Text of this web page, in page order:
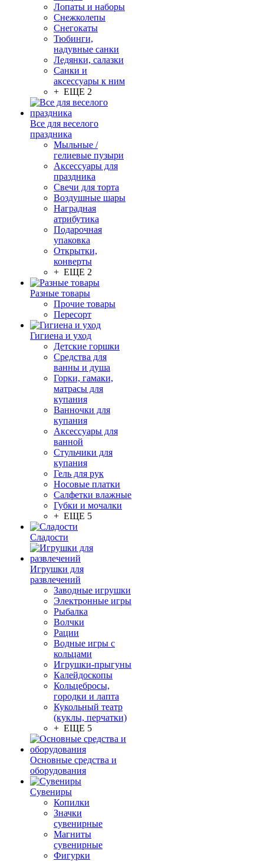
Лопаты и наборы
Снежколепы
Снегокаты
Тюбинги,
надувные санки
Ледянки, салазки
Санки и
аксессуары к ним
+ ЕЩЕ 2
Все для веселого
праздника
Мыльные /
гелиевые пузыри
Аксессуары для
праздника
Свечи для торта
Воздушные шары
Наградная
атрибутика
Подарочная
упаковка
Открытки,
конверты
+ ЕЩЕ 2
Разные товары
Прочие товары
Пересорт
Гигиена и уход
Детские горшки
Средства для
ванны и душа
Горки, гамаки,
матрасы для
купания
Ванночки для
купания
Аксессуары для
ванной
Стульчики для
купания
Гель для рук
Носовые платки
Салфетки влажные
Губки и мочалки
+ ЕЩЕ 5
Сладости
Игрушки для
развлечений
Заводные игрушки
Электронные игры
Рыбалка
Волчки
Рации
Водные игры с
кольцами
Игрушки-прыгуны
Калейдоскопы
Кольцебросы,
городки и лапта
Кукольный театр
(куклы, перчатки)
+ ЕЩЕ 5
Основные средства и
оборудования
Сувениры
Копилки
Значки
сувенирные
Магниты
сувенирные
Фигурки